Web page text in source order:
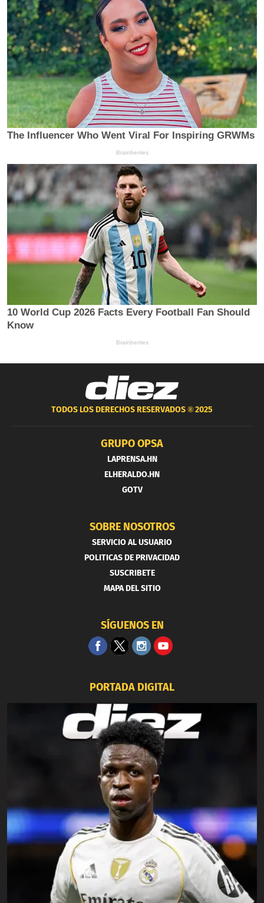
TODOS LOS DERECHOS RESERVADOS ®2025
GRUPO OPSA
LAPRENSA.HN
ELHERALDO.HN
GOTV
SOBRE NOSOTROS
SERVICIO AL USUARIO
POLITICAS DE PRIVACIDAD
SUSCRIBETE
MAPA DEL SITIO
SÍGUENOS EN
PORTADA DIGITAL